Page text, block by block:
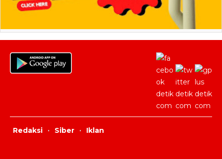
Redaksi · Siber · Iklan